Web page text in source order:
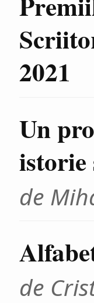
2021
Un
istorie
de
de